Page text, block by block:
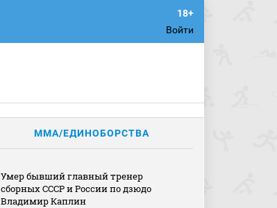
Войти
MMA/ЕДИНОБОРСТВА
Умер бывший главный тренер
сборных СССР и России по дзюдо
Владимир Каплин